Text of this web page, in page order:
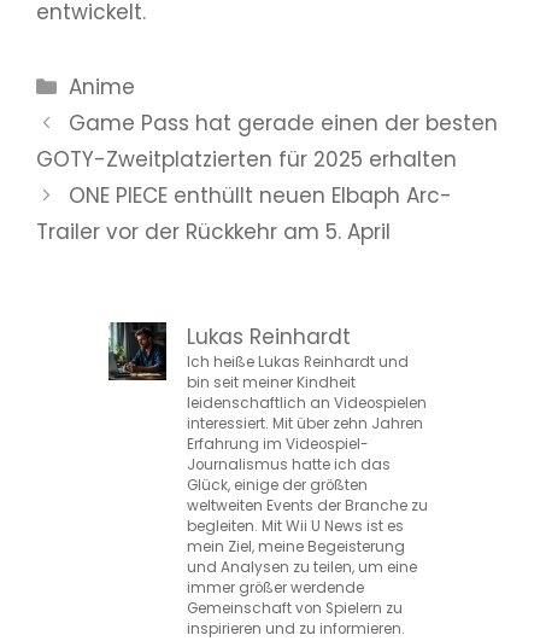
entwickelt.
Kategorien
Anime
Game Pass hat gerade einen der besten
GOTY-Zweitplatzierten für 2025 erhalten
ONE PIECE enthüllt neuen Elbaph Arc-
Trailer vor der Rückkehr am 5. April
Lukas Reinhardt
Ich heiße Lukas Reinhardt und
bin seit meiner Kindheit
leidenschaftlich an Videospielen
interessiert. Mit über zehn Jahren
Erfahrung im Videospiel-
Journalismus hatte ich das
Glück, einige der größten
weltweiten Events der Branche zu
begleiten. Mit Wii U News ist es
mein Ziel, meine Begeisterung
und Analysen zu teilen, um eine
immer größer werdende
Gemeinschaft von Spielern zu
inspirieren und zu informieren.